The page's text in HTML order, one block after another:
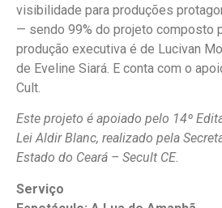
visibilidade para produções
— sendo 99% do projeto composto
produção executiva é de Lucivan
de Eveline Siará. E conta com o
Cult.
Este projeto é apoiado pelo 14º
Lei Aldir Blanc, realizado pela
Estado do Ceará – Secult CE.
Serviço